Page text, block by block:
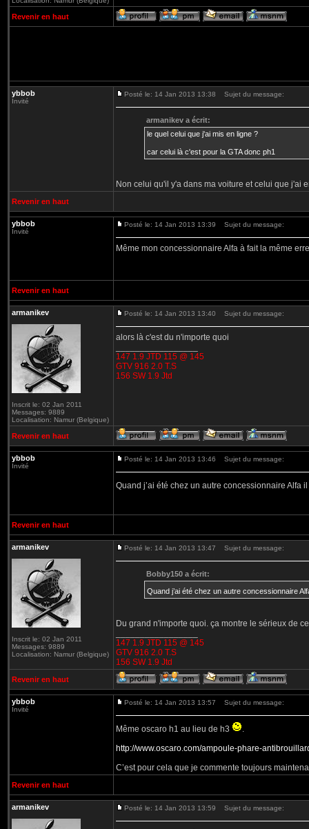
Revenir en haut
ybbob
Invité
Posté le: 14 Jan 2013 13:38 Sujet du message:
armanikev a écrit:
le quel celui que j'ai mis en ligne ?
car celui là c'est pour la GTA donc ph1
Non celui qu'il y'a dans ma voiture et celui que j'ai
Revenir en haut
ybbob
Invité
Posté le: 14 Jan 2013 13:39 Sujet du message:
Même mon concessionnaire Alfa à fait la même
Revenir en haut
armanikev
Inscrit le: 02 Jan 2011
Messages: 9889
Localisation: Namur (Belgique)
Posté le: 14 Jan 2013 13:40 Sujet du message:
alors là c'est du n'importe quoi
147 1.9 JTD 115 @ 145
GTV 916 2.0 T.S
156 SW 1.9 Jtd
Revenir en haut
ybbob
Invité
Posté le: 14 Jan 2013 13:46 Sujet du message:
Quand j’ai été chez un autre concessionnaire Alfa
Revenir en haut
armanikev
Inscrit le: 02 Jan 2011
Messages: 9889
Localisation: Namur (Belgique)
Posté le: 14 Jan 2013 13:47 Sujet du message:
Bobby150 a écrit:
Quand j’ai été chez un autre concessionnaire
Du grand n'importe quoi. ça montre le sérieux de
147 1.9 JTD 115 @ 145
GTV 916 2.0 T.S
156 SW 1.9 Jtd
Revenir en haut
ybbob
Invité
Posté le: 14 Jan 2013 13:57 Sujet du message:
Même oscaro h1 au lieu de h3
.
http://www.oscaro.com/ampoule-phare-
C’est pour cela que je commente toujours
Revenir en haut
armanikev Posté le: 14 Jan 2013 13:59 Sujet du message: